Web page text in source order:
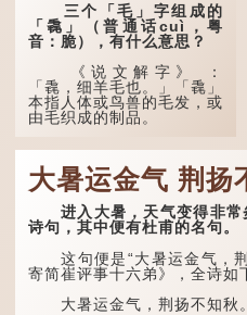
三个「毛」字组成的
「毳」（普通话cuì，粤
音：脆），有什么意思？
《说文解字》 ：
「毳，细羊毛也。」「毳」
本指人体或鸟兽的毛发，或
由毛织成的制品。
人体表面，例如手臂等
部位生长的细毛，也叫
「毳」，又叫「寒毛」、
「汗毛」。
医学上，「毳毛」是一
个专有名词。它指人类在儿
童时期长出的一种细小、不
易注意到却又几乎遍布全身
的毛发。毳毛的密度因人而
异，其长度则通常不会...
大暑运金气 荆扬
进入大暑，天气变得非常
诗句，其中便有杜甫的名句。
这句便是“大暑运金气，荆
寄简崔评事十六弟》，全诗如
大暑运金气，荆扬不知秋。